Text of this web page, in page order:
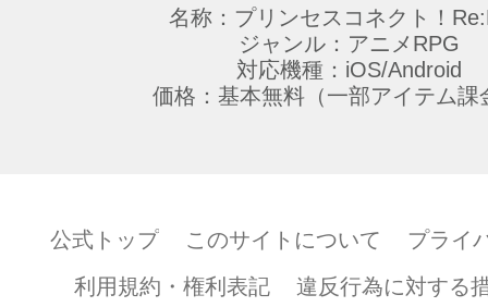
名称：プリンセスコネクト！
ジャンル：アニメRPG
対応機種：iOS/Android
価格：基本無料（一部アイテム課
公式トップ このサイトについて
プライ
利用規約・権利表記
違反行為に対する